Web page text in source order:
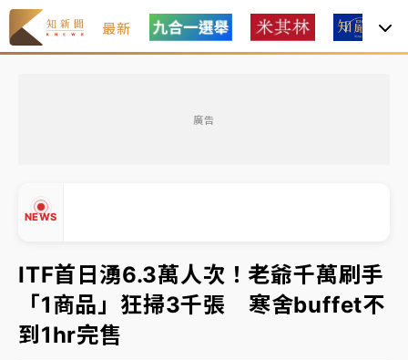
最新
廣告
NEWS
有片｜
連根拔起
中颱白海豚風雨來了！中部以北防豪雨 今晚、明天影
響最劇烈
白海豚逼近！北市水門只出不進 未移置車輛最高罰
4800＋拖吊費
▼
ITF首日湧6.3萬人次！老爺千萬刷手
「1商品」狂掃3千張 寒舍buffet不
到1hr完售